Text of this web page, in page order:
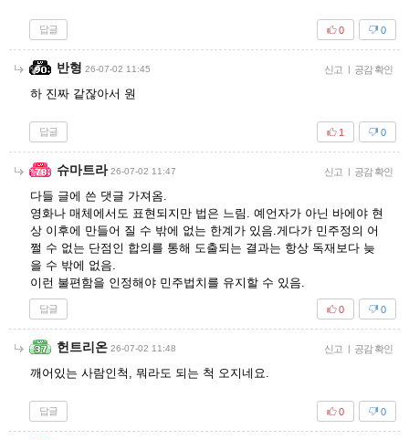
답글 0
0
반형 26-07-02 11:45 신고 공감 확인
하 진짜 같잖아서 원
답글 0
1
슈마트라 26-07-02 11:47 신고 공감 확인
다들 글에 쓴 댓글 가져옴.
영화나 매체에서도 표현되지만 법은 느림. 예언자가 아닌 바에야 현
상 이후에 만들어 질 수 밖에 없는 한계가 있음.게다가 민주정의 어
쩔 수 없는 단점인 합의를 통해 도출되는 결과는 항상 독재보다 늦
을 수 밖에 없음.
이런 불편함을 인정해야 민주법치를 유지할 수 있음.
답글 0
0
헌트리온 26-07-02 11:48 신고 공감 확인
깨어있는 사람인척, 뭐라도 되는 척 오지네요.
답글 0
0